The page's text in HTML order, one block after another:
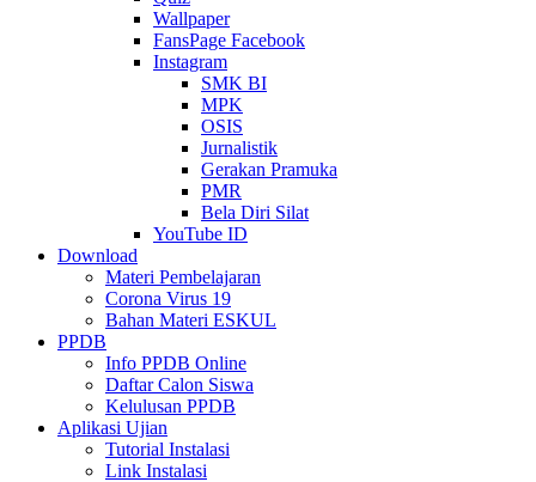
Wallpaper
FansPage Facebook
Instagram
SMK BI
MPK
OSIS
Jurnalistik
Gerakan Pramuka
PMR
Bela Diri Silat
YouTube ID
Download
Materi Pembelajaran
Corona Virus 19
Bahan Materi ESKUL
PPDB
Info PPDB Online
Daftar Calon Siswa
Kelulusan PPDB
Aplikasi Ujian
Tutorial Instalasi
Link Instalasi